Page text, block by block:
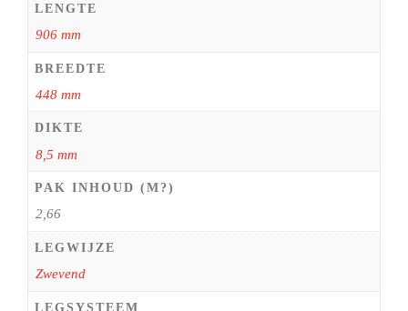
LENGTE
906 mm
BREEDTE
448 mm
DIKTE
8,5 mm
PAK INHOUD (M?)
2,66
LEGWIJZE
Zwevend
LEGSYSTEEM